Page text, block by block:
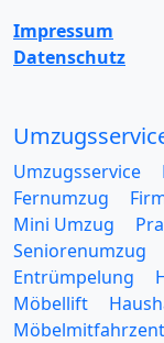
Impressum
Datenschutz
Umzugsservice
Fernumzug
Mini Umzug
Seniorenumzug
Entrümpelung
Möbellift